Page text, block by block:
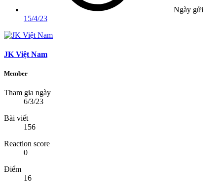
Ngày gửi
15/4/23
JK Việt Nam
Member
Tham gia ngày
6/3/23
Bài viết
156
Reaction score
0
Điểm
16